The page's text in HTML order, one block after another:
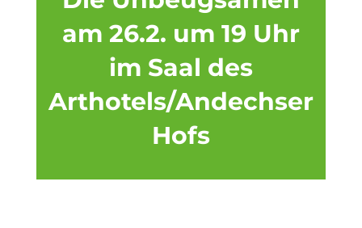
am 26.2. um 19 Uhr
im Saal des
Arthotels/Andechser
Hofs